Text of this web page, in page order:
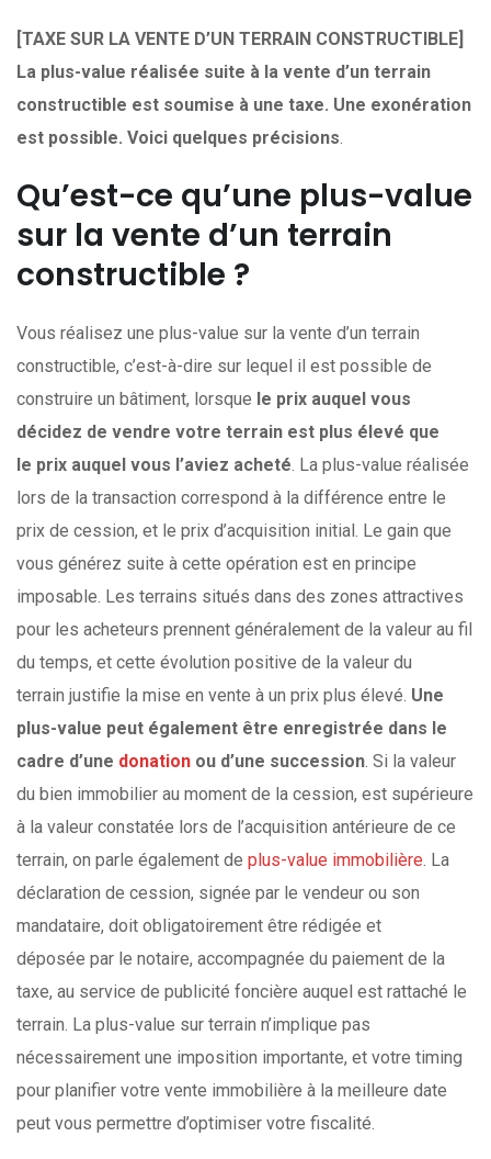
[TAXE SUR LA VENTE D’UN TERRAIN CONSTRUCTIBLE]
La plus-value réalisée suite à la vente d’un terrain
constructible est soumise à une taxe. Une exonération
est possible. Voici quelques précisions.
Qu’est-ce qu’une plus-value
sur la vente d’un terrain
constructible ?
Vous réalisez une plus-value sur la vente d’un terrain
constructible, c’est-à-dire sur lequel il est possible de
construire un bâtiment, lorsque le prix auquel vous
décidez de vendre votre terrain est plus élevé que
le prix auquel vous l’aviez acheté. La plus-value réalisée
lors de la transaction correspond à la différence entre le
prix de cession, et le prix d’acquisition initial. Le gain que
vous générez suite à cette opération est en principe
imposable. Les terrains situés dans des zones attractives
pour les acheteurs prennent généralement de la valeur au fil
du temps, et cette évolution positive de la valeur du
terrain justifie la mise en vente à un prix plus élevé. Une
plus-value peut également être enregistrée dans le
cadre d’une donation ou d’une succession. Si la valeur
du bien immobilier au moment de la cession, est supérieure
à la valeur constatée lors de l’acquisition antérieure de ce
terrain, on parle également de plus-value immobilière. La
déclaration de cession, signée par le vendeur ou son
mandataire, doit obligatoirement être rédigée et
déposée par le notaire, accompagnée du paiement de la
taxe, au service de publicité foncière auquel est rattaché le
terrain. La plus-value sur terrain n’implique pas
nécessairement une imposition importante, et votre timing
pour planifier votre vente immobilière à la meilleure date
peut vous permettre d’optimiser votre fiscalité.